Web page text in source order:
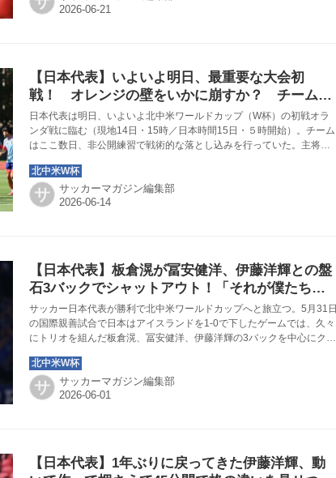
【日本代表】いよいよ明日、最重要な大会初
戦！ オレンジの壁をいかに崩すか？ チームが
挑む「オランダ攻略」の最適解とは？
日本代表は明日、いよいよ北中米ワールドカップ（W杯）の初戦オラ
ンダ戦に臨む（現地14日・15時／日本時間15日・５時開始）。チーム
はここ数日、非公開練習で戦術的な落とし込みを行っていた。主将・
っかり「いかにして強豪オランダを破るか」という現実へ向けられて
いる。選手のコメントから、運命の初戦を制するための具体的な攻略
ポイントと、勝機を呼び込むための方法論を探った。
サ サッカーマガジン編集部
【日本代表】板倉滉が冨安健洋、伊藤洋輝との盤
石3バックでシャットアウト！「それが僕たちデ
ィフェンスの役割」
サッカー日本代表が勝利で北中米ワールドカップへと旅立つ。5月31日
の国際親善試合で日本はアイスランドを1-0で下したゲームでは、久々
にトリオを組んだ板倉滉、冨安健洋、伊藤洋輝の3バックを中心にクリ
サ サッカーマガジン編集部
【日本代表】1年ぶりに戻ってきた伊藤洋輝、動